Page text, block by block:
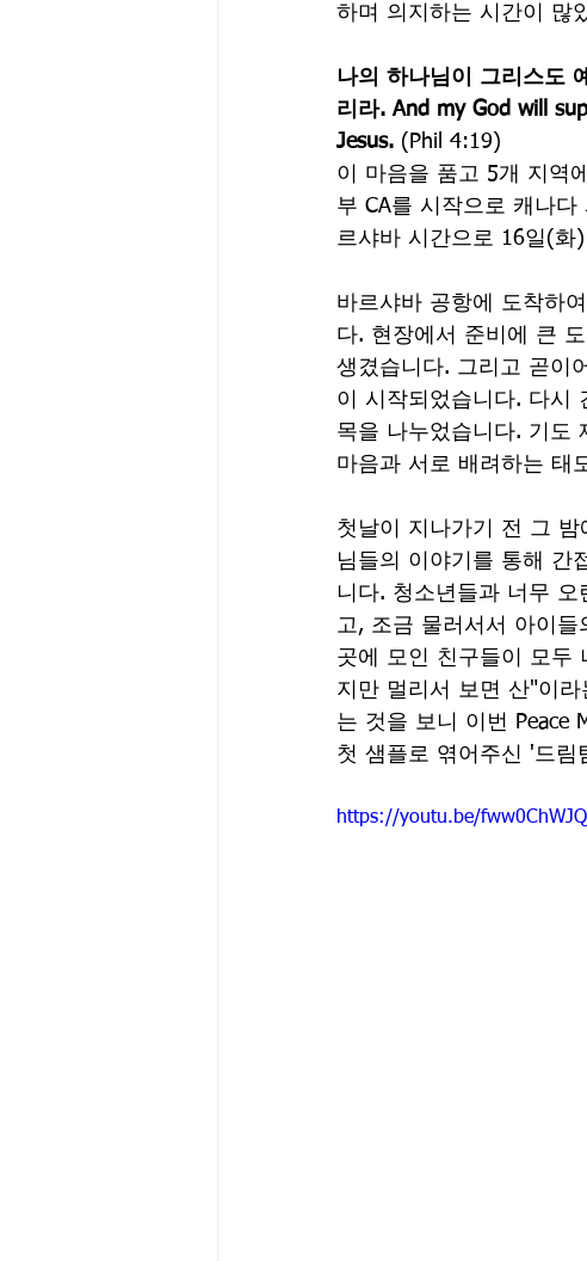
하며 의지하는 시간이 많
나의 하나님이 그리스도
리라. And my God will
Jesus. (Phil 4:19)
이 마음을 품고 5개 지역
부 CA를 시작으로 캐나
르샤바 시간으로 16일(화
바르샤바 공항에 도착하
다. 현장에서 준비에 큰
생겼습니다. 그리고 곧이
이 시작되었습니다. 다시
목을 나누었습니다. 기도
마음과 서로 배려하는 태
첫날이 지나가기 전 그
님들의 이야기를 통해 간
니다. 청소년들과 너무
고, 조금 물러서서 아이들
곳에 모인 친구들이 모두
지만 멀리서 보면 산"이
는 것을 보니 이번 Peace
첫 샘플로 엮어주신 '드림
https://youtu.be/